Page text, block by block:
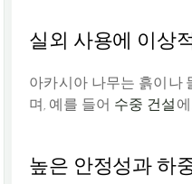
실외 사용에 이상
아카시아 나무는 흙이나
며, 예를 들어 수중 건설
높은 안정성과 하